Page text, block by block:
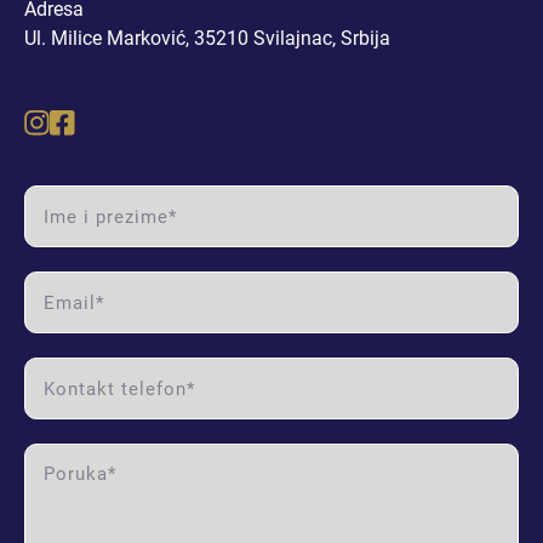
DVOSOBAN STAN I (RASPRODATO)
DVOSOBAN STAN IV
DVOSOBAN STAN V
DVOSOBAN STAN VI
DVOSOBAN STAN VII (RASPRODATO)
Adresa
Ul. Milice Marković, 35210 Svilajnac, Srbija
name label
email label
phone label
message label